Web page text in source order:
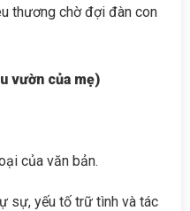
thương chờ đợi đàn con
vườn của mẹ)
của văn bản.
sự, yếu tố trữ tình và tác